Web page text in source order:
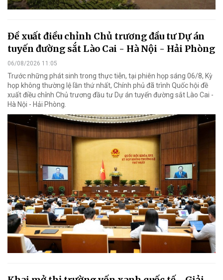
Đề xuất điều chỉnh Chủ trương đầu tư Dự án
tuyến đường sắt Lào Cai - Hà Nội - Hải Phòng
06/08/2026 11:05
Trước những phát sinh trong thực tiễn, tại phiên họp sáng 06/8, Kỳ
họp không thường lệ lần thứ nhất, Chính phủ đã trình Quốc hội đề
xuất điều chỉnh Chủ trương đầu tư Dự án tuyến đường sắt Lào Cai -
Hà Nội - Hải Phòng.